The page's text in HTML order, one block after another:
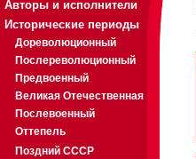
Авторы и исполнители
Исторические периоды
Дореволюционный
Послереволюционный
Предвоенный
Великая Отечественная
Послевоенный
Оттепель
Поздний СССР